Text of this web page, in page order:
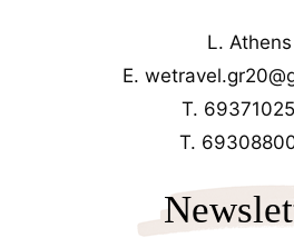
L. Athens
E.
T.
T.